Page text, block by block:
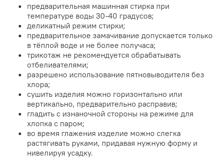
предварительная машинная стирка при
температуре воды 30-40 градусов;
деликатный режим стирки;
предварительное замачивание допускается только
в тёплой воде и не более получаса;
трикотаж не рекомендуется обрабатывать
отбеливателями;
разрешено использование пятновыводителя без
хлора;
сушить изделия можно горизонтально или
вертикально, предварительно расправив;
гладить с изнаночной стороны на режиме для
хлопка с паром;
во время глажения изделие можно слегка
растягивать руками, придавая нужную форму и
нивелируя усадку.